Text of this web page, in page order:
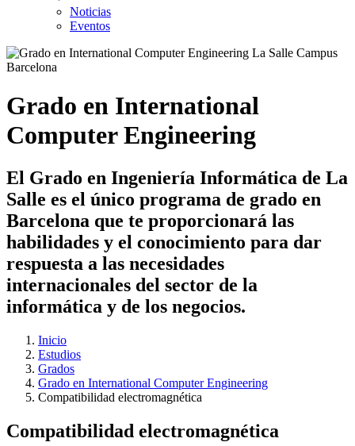
Noticias
Eventos
Grado en International
Computer Engineering
El Grado en Ingeniería Informática de La
Salle es el único programa de grado en
Barcelona que te proporcionará las
habilidades y el conocimiento para dar
respuesta a las necesidades
internacionales del sector de la
informática y de los negocios.
Inicio
Estudios
Grados
Grado en International Computer Engineering
Compatibilidad electromagnética
Compatibilidad electromagnética